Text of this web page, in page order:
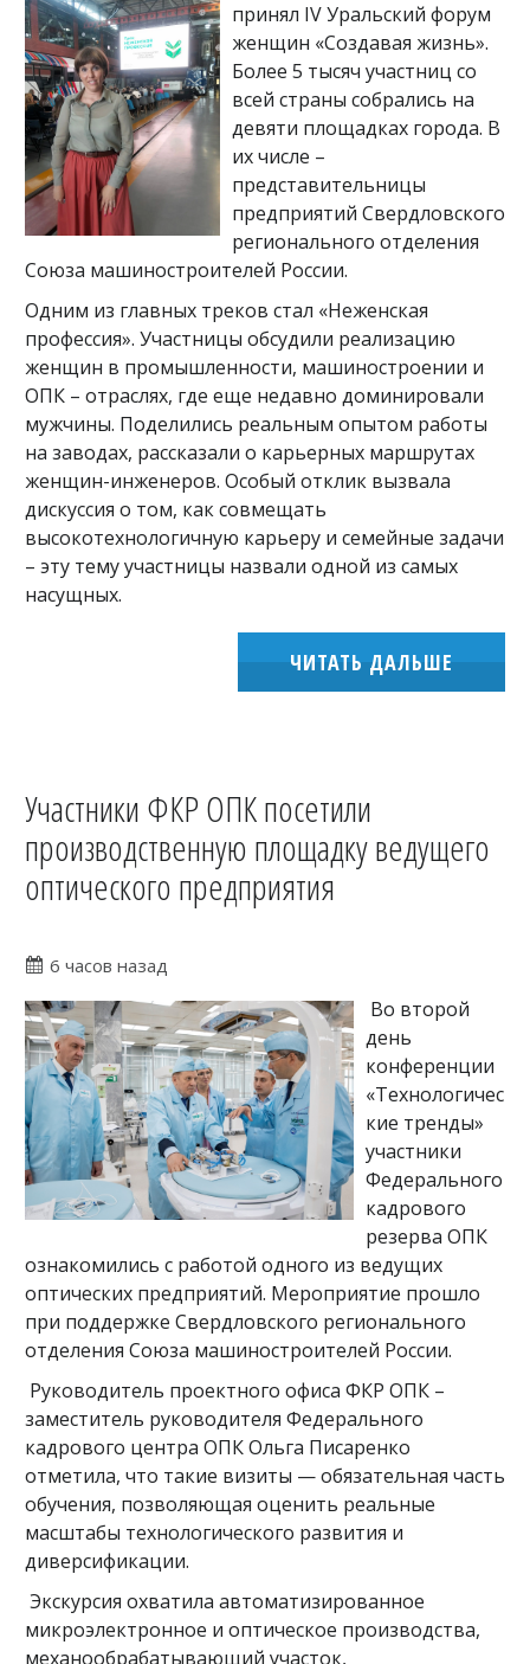
принял IV Уральский форум
женщин «Создавая жизнь».
Более 5 тысяч участниц со
всей страны собрались на
девяти площадках города. В
их числе –
представительницы
предприятий Свердловского
регионального отделения
Союза машиностроителей России.
Одним из главных треков стал «Неженская
профессия». Участницы обсудили реализацию
женщин в промышленности, машиностроении и
ОПК – отраслях, где еще недавно доминировали
мужчины. Поделились реальным опытом работы
на заводах, рассказали о карьерных маршрутах
женщин-инженеров. Особый отклик вызвала
дискуссия о том, как совмещать
высокотехнологичную карьеру и семейные задачи
– эту тему участницы назвали одной из самых
насущных.
ЧИТАТЬ ДАЛЬШЕ
Участники ФКР ОПК посетили
производственную площадку ведущего
оптического предприятия
6 часов назад
Во второй
день
конференции
«Технологичес
кие тренды»
участники
Федерального
кадрового
резерва ОПК
ознакомились с работой одного из ведущих
оптических предприятий. Мероприятие прошло
при поддержке Свердловского регионального
отделения Союза машиностроителей России.
Руководитель проектного офиса ФКР ОПК –
заместитель руководителя Федерального
кадрового центра ОПК Ольга Писаренко
отметила, что такие визиты — обязательная часть
обучения, позволяющая оценить реальные
масштабы технологического развития и
диверсификации.
Экскурсия охватила автоматизированное
микроэлектронное и оптическое производства,
механообрабатывающий участок,